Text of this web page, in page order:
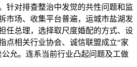
针对排查整治中发觉的共性问题和监
市场、收集平台普遍，运城市盐湖发
任总理，选择取尺度婚配的方式、设
点相关行业协会、诚信联盟成立“家
允。连系当前行业凸起问题及工做